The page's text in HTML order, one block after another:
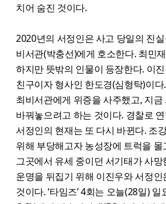
치어 숨진 것이다.
2020년의 서정인은 사고 당일의 진
비서관(박충선)에게 호소한다. 최민
하지만 뜻밖의 인물이 등장한다. 이
친구이자 형사인 한도경(심형탁)이
최비서관에게 위증을 사주했고, 지
바꿔놓으려고 하는 것이다. 경찰로
서정인의 현재는 또 다시 바뀐다. 조
위해 부당해고자 농성장에 트럭을 몰
그곳에서 유세 중이던 서기태가 사망
운명을 뒤집기 위해 이진우와 서정
것이다. ‘타임즈’ 4회는 오늘(28일)